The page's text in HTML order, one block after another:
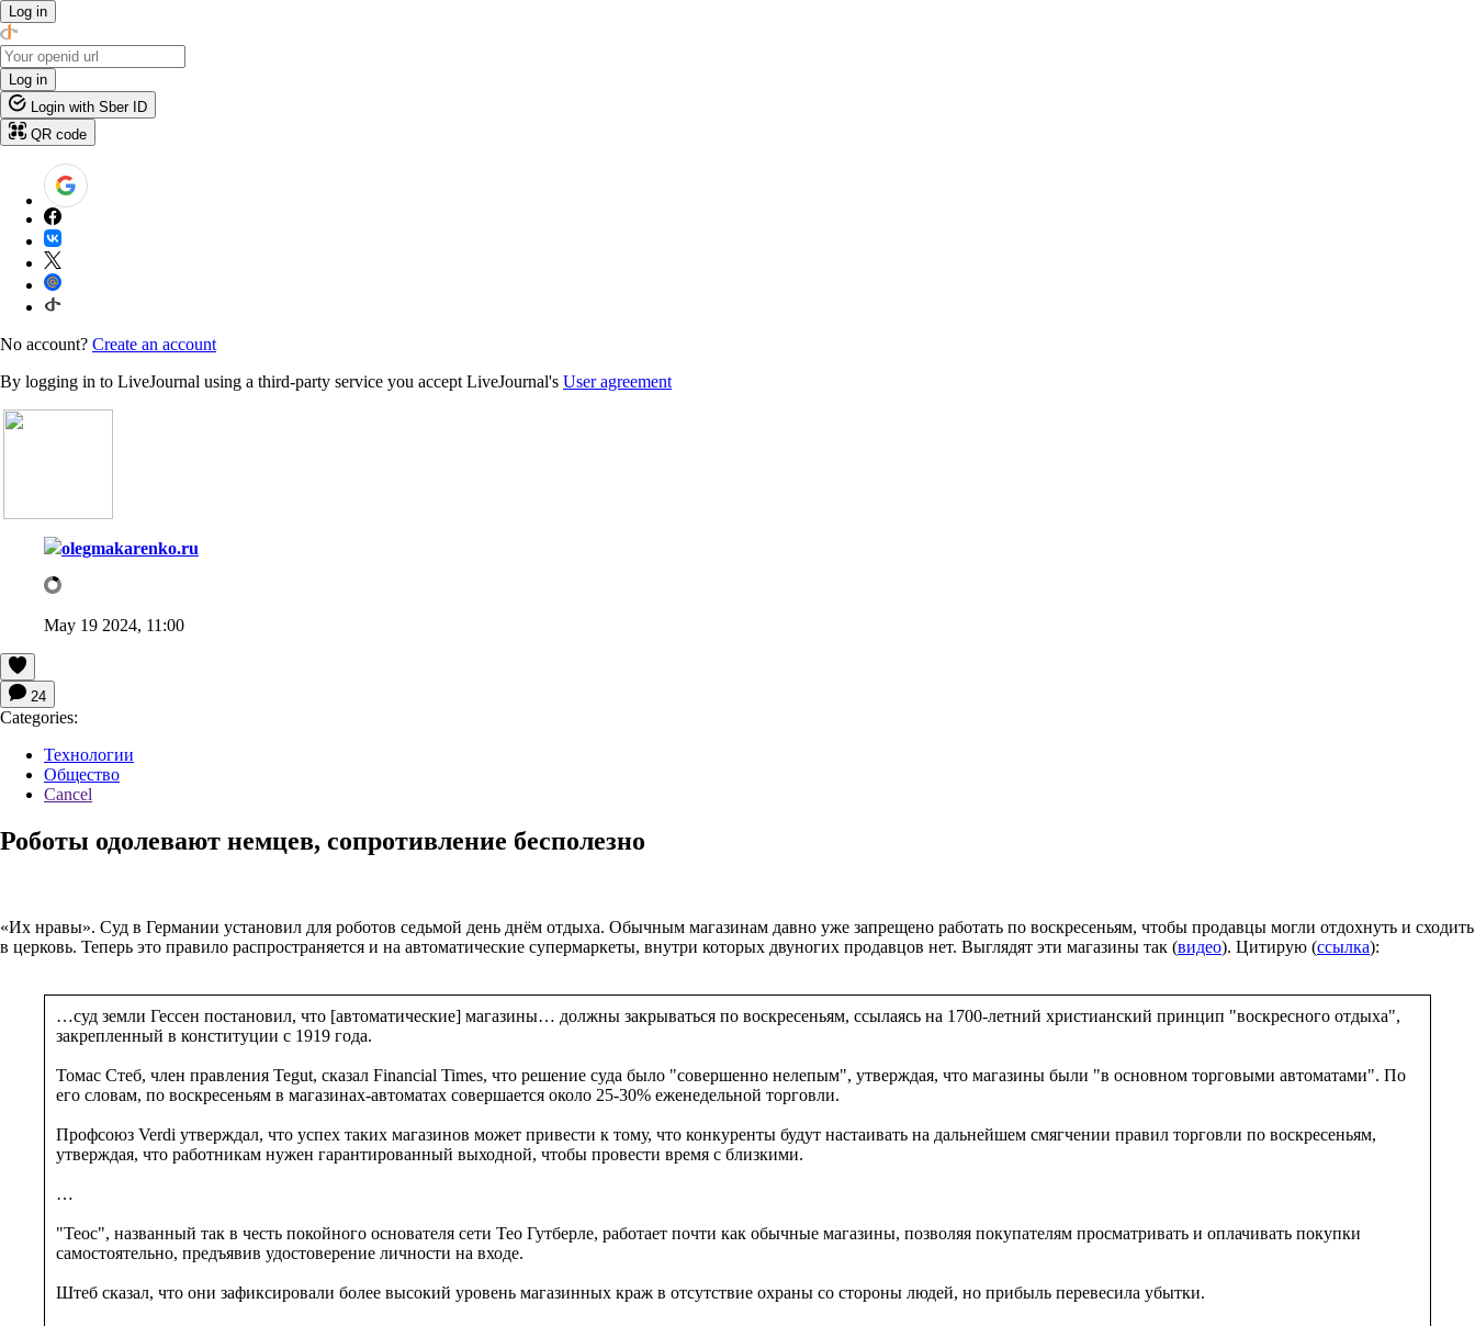
Log in
Log in
Login with Sber ID
QR code
No account? Create an account
By logging in to LiveJournal using a third-party service you accept LiveJournal's User agreement
olegmakarenko.ru
May 19 2024, 11:00
24
Categories:
Технологии
Общество
Cancel
Роботы одолевают немцев, сопротивление бесполезно
«Их нравы». Суд в Германии установил для роботов седьмой день днём отдыха. Обычным магазинам давно уже запрещено работать по воскресеньям, чтобы продавцы могли отдохнуть и сходить
в церковь. Теперь это правило распространяется и на автоматические супермаркеты, внутри которых двуногих продавцов нет. Выглядят эти магазины так (видео). Цитирую (ссылка):
…суд земли Гессен постановил, что [автоматические] магазины… должны закрываться по воскресеньям, ссылаясь на 1700-летний христианский принцип "воскресного отдыха",
закрепленный в конституции с 1919 года.
Томас Стеб, член правления Tegut, сказал Financial Times, что решение суда было "совершенно нелепым", утверждая, что магазины были "в основном торговыми автоматами". По
его словам, по воскресеньям в магазинах-автоматах совершается около 25-30% еженедельной торговли.
Профсоюз Verdi утверждал, что успех таких магазинов может привести к тому, что конкуренты будут настаивать на дальнейшем смягчении правил торговли по воскресеньям,
утверждая, что работникам нужен гарантированный выходной, чтобы провести время с близкими.
…
"Теос", названный так в честь покойного основателя сети Тео Гутберле, работает почти как обычные магазины, позволяя покупателям просматривать и оплачивать покупки
самостоятельно, предъявив удостоверение личности на входе.
Штеб сказал, что они зафиксировали более высокий уровень магазинных краж в отсутствие охраны со стороны людей, но прибыль перевесила убытки.